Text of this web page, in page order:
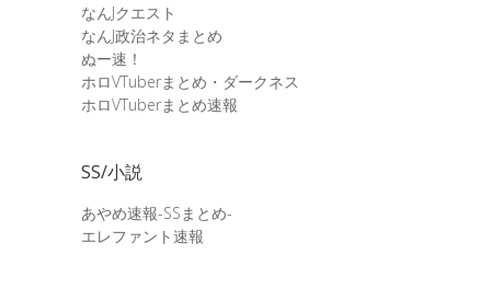
なんJクエスト
なんJ政治ネタまとめ
ぬー速！
ホロVTuberまとめ・ダークネス
ホロVTuberまとめ速報
SS/小説
あやめ速報-SSまとめ-
エレファント速報